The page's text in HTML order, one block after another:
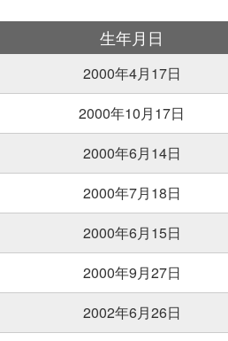
生年月日
2000年4月17日
2000年10月17日
2000年6月14日
2000年7月18日
2000年6月15日
2000年9月27日
2002年6月26日